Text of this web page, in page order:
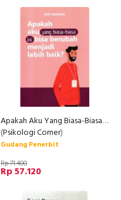
Apakah Aku Yang Biasa-Biasa Ini Bisa Berubah Menjadi Lebih Baik?
(Psikologi Corner)
Gudang Penerbit
Rp 71.400
Rp 57.120